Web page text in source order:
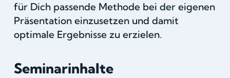
für Dich passende Methode bei der eigenen
Präsentation einzusetzen und damit
optimale Ergebnisse zu erzielen.
Seminarinhalte